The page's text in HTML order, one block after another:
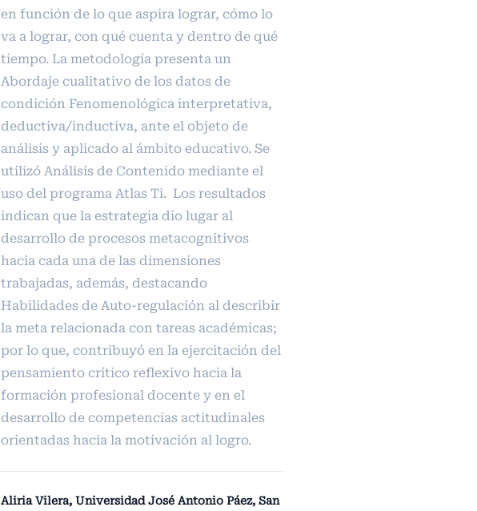
en función de lo que aspira lograr, cómo lo
va a lograr, con qué cuenta y dentro de qué
tiempo. La metodología presenta un
Abordaje cualitativo de los datos de
condición Fenomenológica interpretativa,
deductiva/inductiva, ante el objeto de
análisis y aplicado al ámbito educativo. Se
utilizó Análisis de Contenido mediante el
uso del programa Atlas Ti. Los resultados
indican que la estrategia dio lugar al
desarrollo de procesos metacognitivos
hacia cada una de las dimensiones
trabajadas, además, destacando
Habilidades de Auto-regulación al describir
la meta relacionada con tareas académicas;
por lo que, contribuyó en la ejercitación del
pensamiento crítico reflexivo hacia la
formación profesional docente y en el
desarrollo de competencias actitudinales
orientadas hacia la motivación al logro.
Aliria Vilera, Universidad José Antonio Páez, San